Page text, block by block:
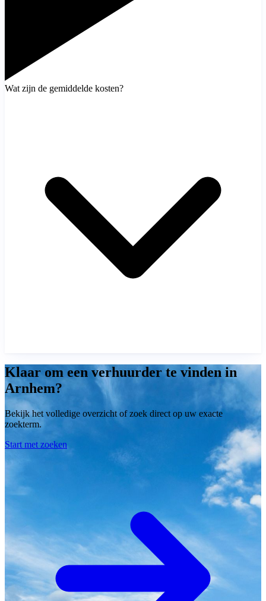
Wat zijn de gemiddelde kosten?
Klaar om een verhuurder te vinden in
Arnhem?
Bekijk het volledige overzicht of zoek direct op uw exacte
zoekterm.
Start met zoeken